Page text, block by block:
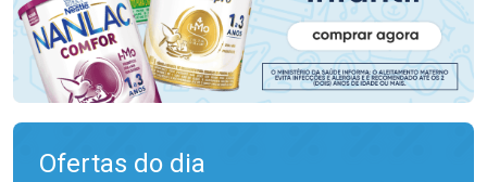
Ofertas do dia